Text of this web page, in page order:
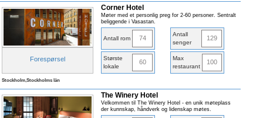
Forespørsel
Corner Hotel
Møter med et personlig preg for 2-60 personer. Sentralt
beliggende i Vasastan.
Antall rom 74
Antall
senger
129
Største
lokale
60
Max
restaurant
100
Stockholm,Stockholms län
The Winery Hotel
Velkommen til The Winery Hotel - en unik møteplass
der kunnskap, håndverk og lidenskap møtes.